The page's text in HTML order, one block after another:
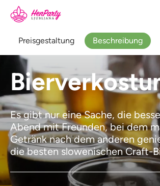
Es gibt nur eine Sache, die
Abend mit Freunden, bei dem
Getränk nach dem anderen
die besten slowenischen Craft-
Preisgestaltung Beschreibung